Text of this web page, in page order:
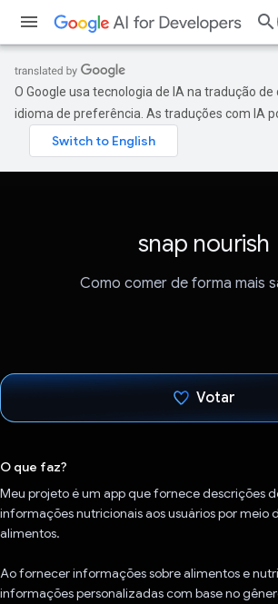
O Google usa tecnologia de IA na tradução
idioma de preferência. As traduções com IA
snap nourish
Como comer de forma mais
Votar
O que faz?
Meu projeto é um app que fornece descrições
informações nutricionais aos usuários por meio
alimentos.
Ao fornecer informações sobre alimentos e
informações personalizadas com base no